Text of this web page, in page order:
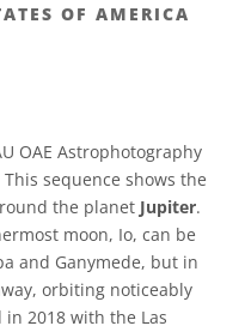
OF AMERICA
OAE Astrophotography
sequence shows the
the planet Jupiter.
moon, Io, can be
and Ganymede, but in
orbiting noticeably
2018 with the Las